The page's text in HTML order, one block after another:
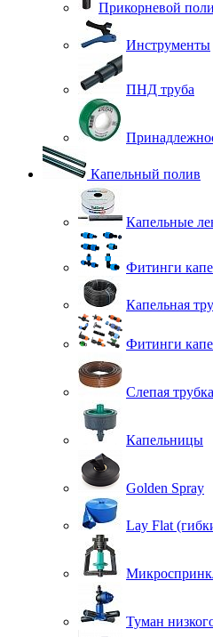
Прикорневой
Инструменты
ПНД труба
Капельный полив
Капельные
Фитинги
Капельная
Фитинги
Слепая трубка
Капельницы
Golden Spray
Lay Flat
Туман